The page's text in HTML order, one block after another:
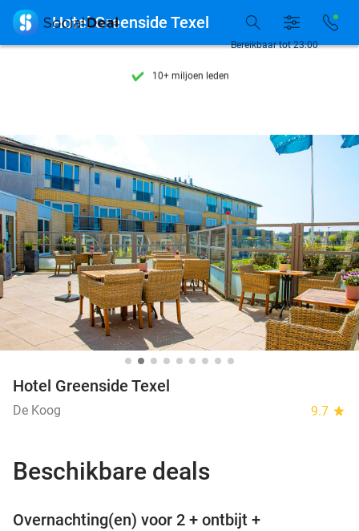
7 dagen per week beschikbaar
10+ miljoen leden
10+ miljoen leden
Bereikbaar tot 23:00
 Hotel Greenside Texel
Hotel Greenside Texel
De Koog 9.7 star
Beschikbare deals
Overnachting(en) voor 2 + ontbijt +